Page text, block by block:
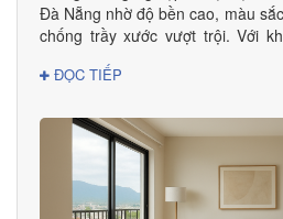
Đà Nẵng nhờ độ bền cao, màu
chống trầy xước vượt trội. Với
gian bền đẹp và hạn chế cong
gỗ công nghiệp uy tín, được
khách sạn, showroom và văn
ĐỌC TIẾP